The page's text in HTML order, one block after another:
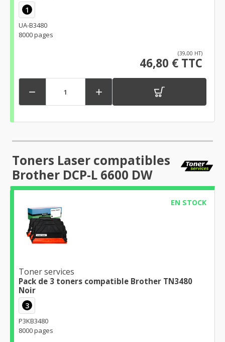
1
UA-B3480
8000 pages
(39,00 HT)
46,80 € TTC
 
Toners Laser compatibles
Brother DCP-L 6600 DW
EN STOCK
Toner services
Pack de 3 toners compatible Brother TN3480
Noir
3
P3KB3480
8000 pages